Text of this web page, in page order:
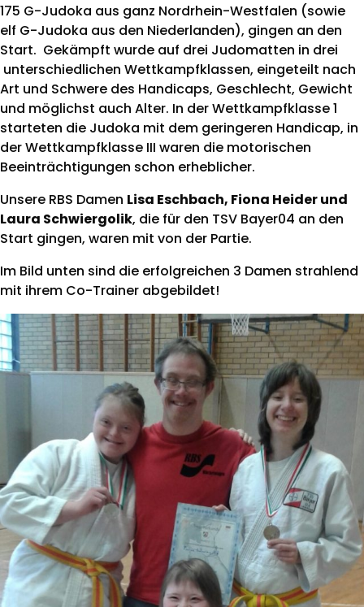
175 G-Judoka aus ganz Nordrhein-Westfalen (sowie
elf G-Judoka aus den Niederlanden), gingen an den
Start. Gekämpft wurde auf drei Judomatten in drei
unterschiedlichen Wettkampfklassen, eingeteilt nach
Art und Schwere des Handicaps, Geschlecht, Gewicht
und möglichst auch Alter. In der Wettkampfklasse 1
starteten die Judoka mit dem geringeren Handicap, in
der Wettkampfklasse III waren die motorischen
Beeinträchtigungen schon erheblicher.
Unsere RBS Damen Lisa Eschbach, Fiona Heider und
Laura Schwiergolik, die für den TSV Bayer04 an den
Start gingen, waren mit von der Partie.
Im Bild unten sind die erfolgreichen 3 Damen strahlend
mit ihrem Co-Trainer abgebildet!